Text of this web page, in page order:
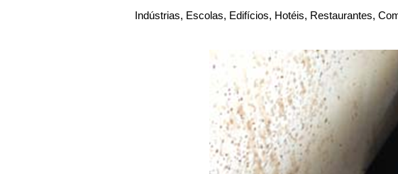
Indústrias, Escolas, Edifícios, Hotéis, Restaurantes,